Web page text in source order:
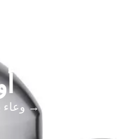
→وعاء